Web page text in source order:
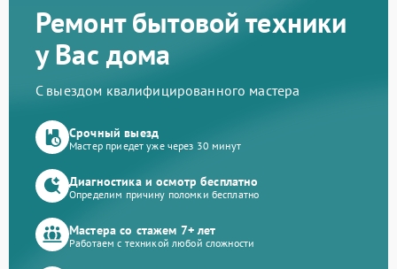
Ремонт бытовой техники
у Вас дома
С выездом квалифицированного мастера
Срочный выезд
Мастер приедет уже через 30 минут
Диагностика и осмотр бесплатно
Определим причину поломки бесплатно
Мастера со стажем 7+ лет
Работаем с техникой любой сложности